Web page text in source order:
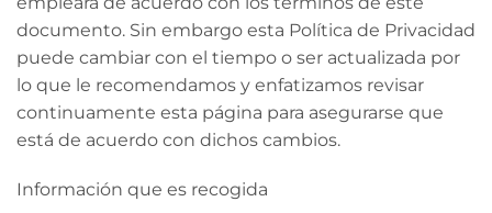
documento. Sin embargo esta Política de Privacidad
puede cambiar con el tiempo o ser actualizada por
lo que le recomendamos y enfatizamos revisar
continuamente esta página para asegurarse que
está de acuerdo con dichos cambios.
Información que es recogida